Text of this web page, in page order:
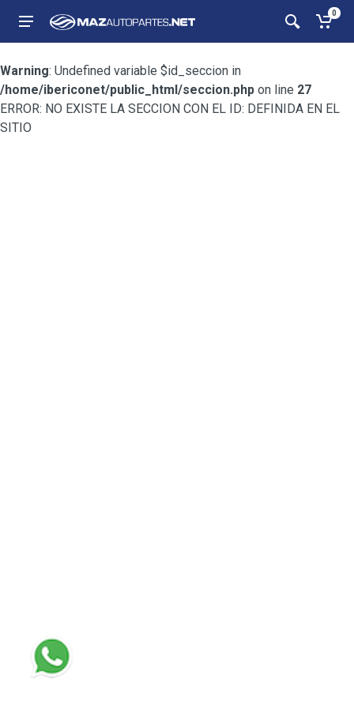
0
Warning: Undefined variable $id_seccion in
/home/ibericonet/public_html/seccion.php on line 27
ERROR: NO EXISTE LA SECCION CON EL ID: DEFINIDA EN EL
SITIO